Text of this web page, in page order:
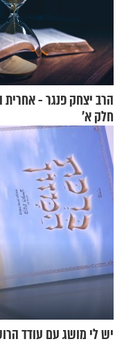
הרב יצחק פנגר - אחרית
חלק א’
יש לי מושג עם עודד